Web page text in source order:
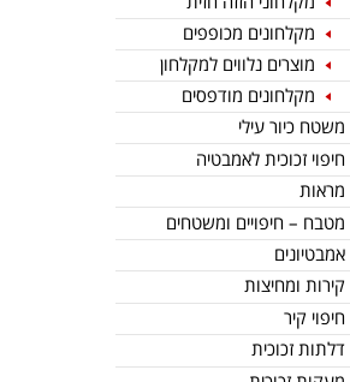
מקלחונים מכופפים
מוצרים נלווים למקלחון
מקלחונים מודפסים
משטח כיור עילי
חיפוי זכוכית לאמבטיה
מראות
מטבח – חיפויים ומשטחים
אמבטיונים
קירות ומחיצות
חיפוי קיר
דלתות זכוכית